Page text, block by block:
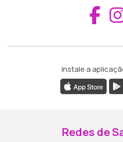
Instale a
Redes de